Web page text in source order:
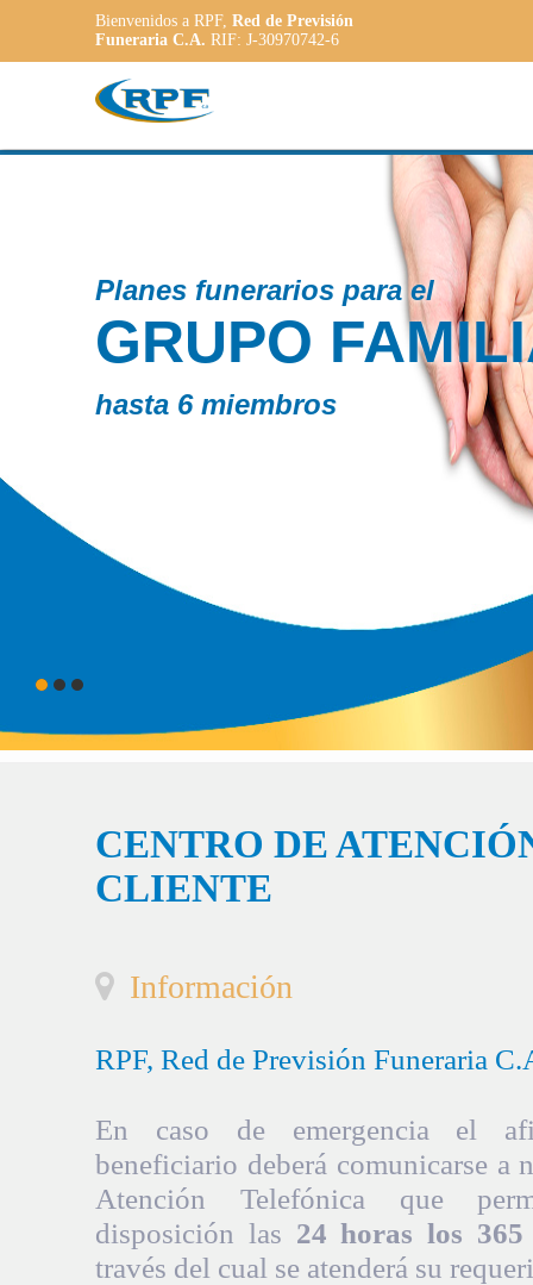
Bienvenidos a RPF, Red de Previsión
Funeraria C.A. RIF: J-30970742-6
a las
CENTRO DE
CLIENTE
Información
RPF, Red de Previsión Funeraria
En caso de emergencia el
beneficiario deberá comunicarse a
Atención Telefónica que
disposición las 24 horas los
través del cual se atenderá su